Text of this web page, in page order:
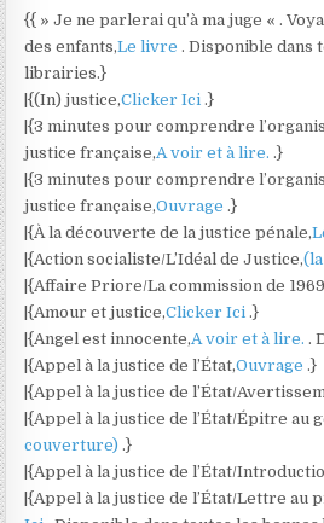
{{ » Je ne parlerai qu’à ma juge « .
des enfants,Le livre. Disponible dans
librairies.}
|{(In) justice,Clicker Ici.}
|{3 minutes pour comprendre
justice française,A voir et à lire..}
|{3 minutes pour comprendre
justice française,Ouvrage.}
|{À la découverte de la justice pénale,
|{Action socialiste/L’Idéal de Justice,
|{Affaire Priore/La commission de
|{Amour et justice,Clicker Ici.}
|{Angel est innocente,A voir et à lire..
|{Appel à la justice de l’État,Ouvrage.}
|{Appel à la justice de l’État/
|{Appel à la justice de l’État/Épitre au
couverture).}
|{Appel à la justice de l’État/
|{Appel à la justice de l’État/Lettre au